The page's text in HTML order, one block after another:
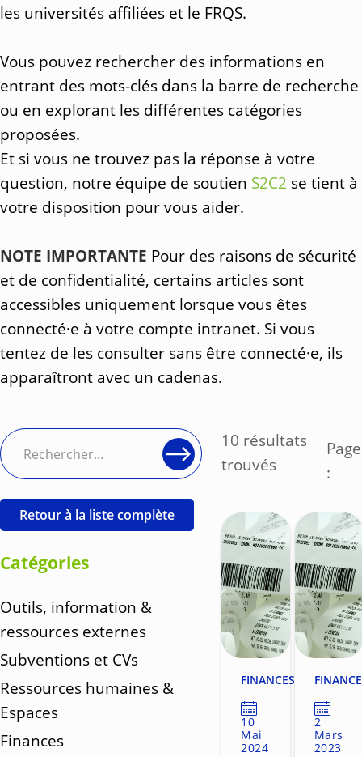
les universités affiliées et le FRQS.
Vous pouvez rechercher des informations en
entrant des mots-clés dans la barre de recherche
ou en explorant les différentes catégories
proposées.
Et si vous ne trouvez pas la réponse à votre
question, notre équipe de soutien S2C2 se tient à
votre disposition pour vous aider.
NOTE IMPORTANTE Pour des raisons de sécurité
et de confidentialité, certains articles sont
accessibles uniquement lorsque vous êtes
connecté·e à votre compte intranet. Si vous
tentez de les consulter sans être connecté·e, ils
apparaîtront avec un cadenas.
Retour à la liste complète
Catégories
Outils, information &
ressources externes
Subventions et CVs
Ressources humaines &
Espaces
Finances
10 résultats
trouvés
:
FINANCES
10
Mai
2024
2
Mars
2023